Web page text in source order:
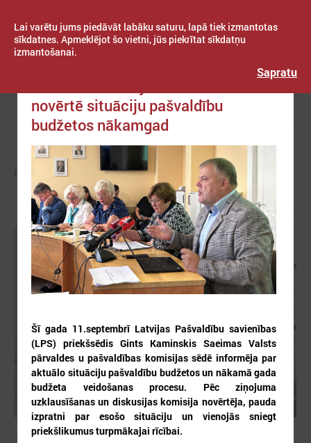
Lai varētu jums piedāvāt labāku saturu, lapā tiek izmantotas
sīkdatnes. Apmeklējot šo vietni, jūs piekrītat sīkdatņu
izmantošanai.
Sapratu
Izvēlne
ZIŅAS LPS
2026. gada 30. jūlijs
novērtē situāciju pašvaldību
budžetos nākamgad
Šī gada 11.septembrī Latvijas Pašvaldību savienības
(LPS) priekšsēdis Gints Kaminskis Saeimas Valsts
pārvaldes u pašvaldības komisijas sēdē informēja par
aktuālo situāciju pašvaldību budžetos un nākamā gada
budžeta veidošanas procesu. Pēc ziņojuma
uzklausīšanas un diskusijas komisija novērtēja, pauda
izpratni par esošo situāciju un vienojās sniegt
priekšlikumus turpmākajai rīcībai.